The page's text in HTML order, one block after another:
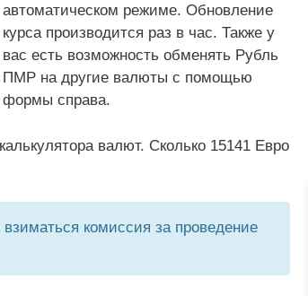
автоматическом режиме. Обновление
курса производится раз в час. Также у
вас есть возможность обменять Рубль
ПМР на другие валюты с помощью
формы справа.
валют. Сколько 15141 Евро
комиссия за проведение